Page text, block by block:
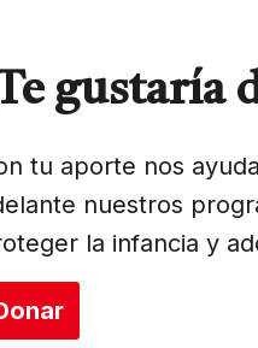
gustaría
tu aporte nos
nuestros
la infancia y